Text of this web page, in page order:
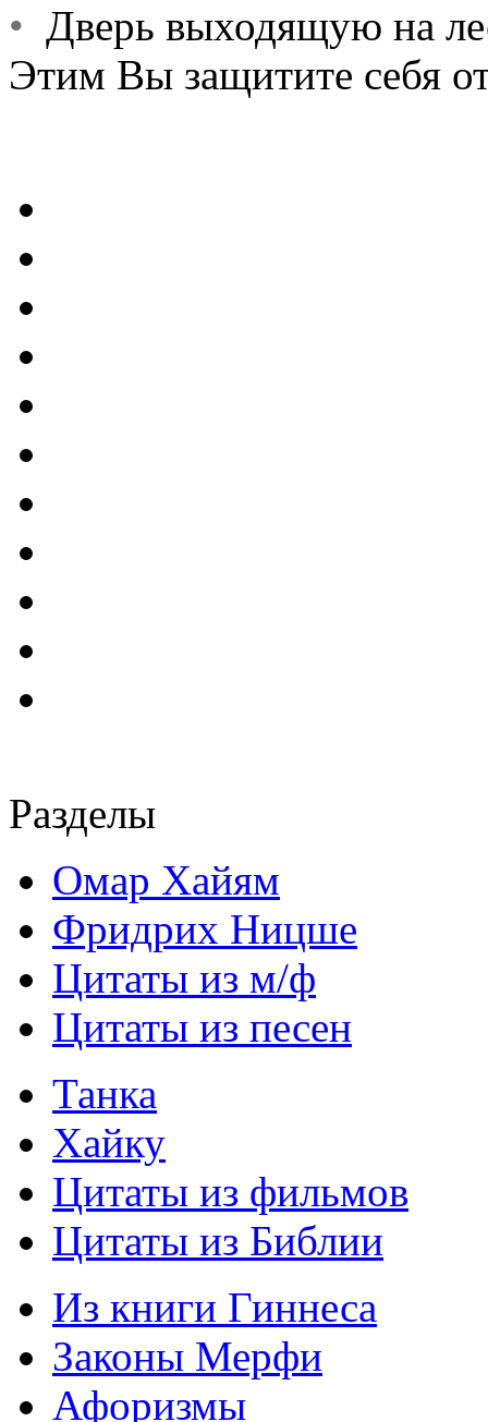
• Дверь выходящую на
Этим Вы защитите себя
Разделы
Омар Хайям
Фридрих Ницше
Цитаты из м/ф
Цитаты из песен
Танка
Хайку
Цитаты из фильмов
Цитаты из Библии
Из книги Гиннеса
Законы Мерфи
Афоризмы